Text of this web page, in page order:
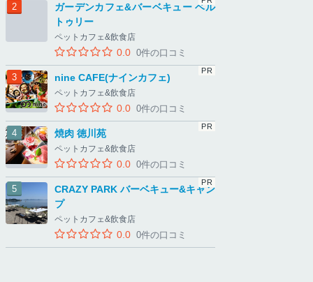
ガーデンカフェ&バーベキュー ベル
トゥリー
ペットカフェ&飲食店
0.0 0件の口コミ
nine CAFE(ナインカフェ)
ペットカフェ&飲食店
0.0 0件の口コミ
焼肉 徳川苑
ペットカフェ&飲食店
0.0 0件の口コミ
CRAZY PARK バーベキュー&キャン
プ
ペットカフェ&飲食店
0.0 0件の口コミ